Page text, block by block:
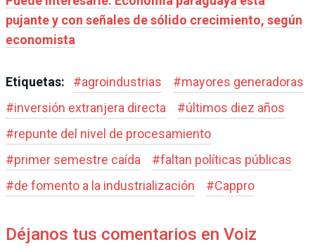
pujante y con señales de sólido crecimiento, según
economista
Etiquetas: #agroindustrias #mayores generadoras
#inversión extranjera directa #últimos diez años
#repunte del nivel de procesamiento
#primer semestre caída #faltan políticas públicas
#de fomento a la industrialización #Cappro
Déjanos tus comentarios en Voiz